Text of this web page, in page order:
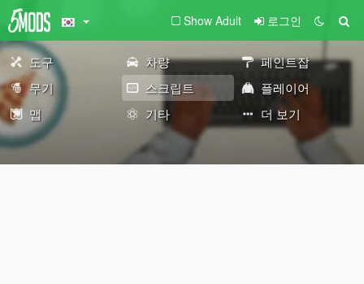
Show Adult 로그인
도구 차량
페인트잡
무기
스크립트
플레이어
맵
기타 더 보기